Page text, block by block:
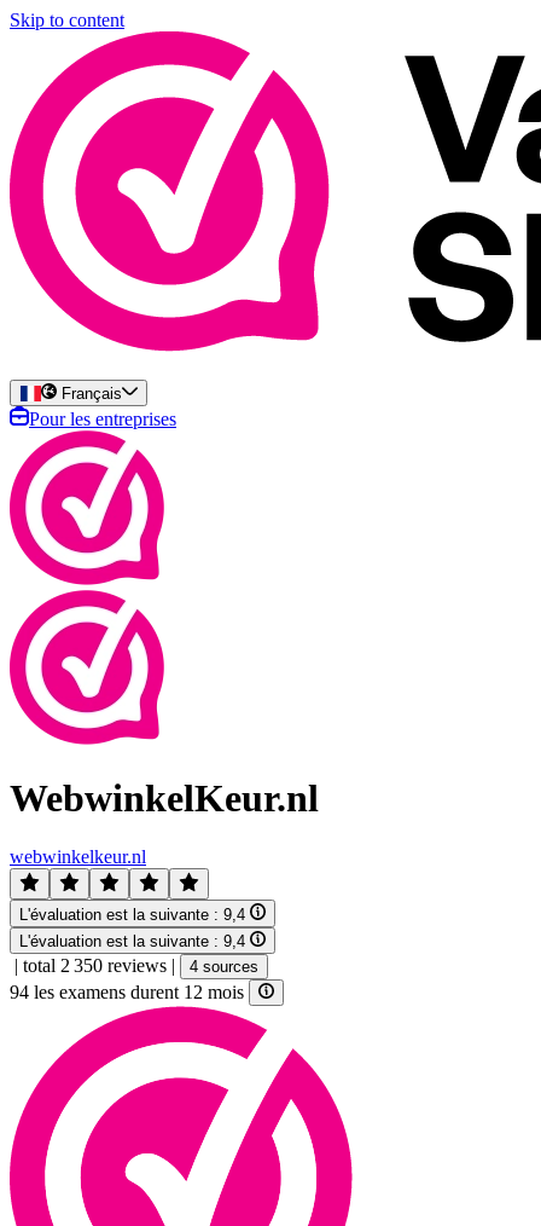
Skip to content
Français
Pour les entreprises
WebwinkelKeur.nl
webwinkelkeur.nl
L'évaluation est la suivante : 9,4
L'évaluation est la suivante : 9,4
| total 2 350 reviews | 4 sources
94 les examens durent 12 mois